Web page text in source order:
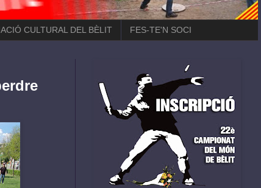
CULTURAL DEL BÈLIT FES-TE'N SOCI